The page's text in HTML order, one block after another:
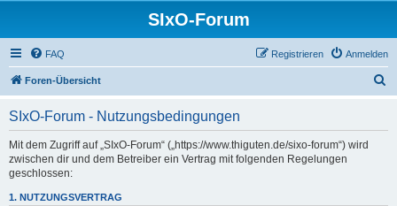
SIxO-Forum
FAQ Anmelden
Registrieren
Foren-Übersicht
SIxO-Forum - Nutzungsbedingungen
Mit dem Zugriff auf „SIxO-Forum“ („https://www.thiguten.de/sixo-forum“) wird
zwischen dir und dem Betreiber ein Vertrag mit folgenden Regelungen
geschlossen:
1. NUTZUNGSVERTRAG